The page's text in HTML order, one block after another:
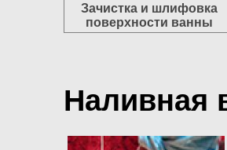
Зачистка и шлифовка
поверхности ванны
Наливная